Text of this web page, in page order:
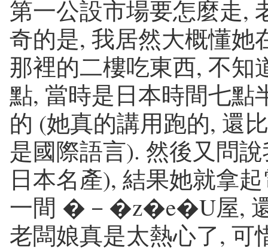
第一公設市場要怎麼走,
奇的是, 我居然大概懂她
那裡的二樓吃東西, 不知
點, 當時是日本時間七點
的 (她真的講用跑的, 還
是國際語言). 然後又問
日本名產), 結果她就拿
一間 �－�z�e�U屋, 還
老闆娘真是太熱心了, 可